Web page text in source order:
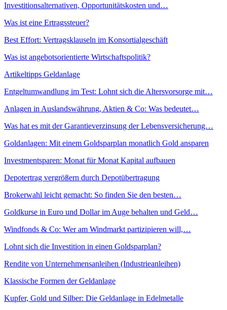
Investitionsalternativen, Opportunitätskosten und…
Was ist eine Ertragssteuer?
Best Effort: Vertragsklauseln im Konsortialgeschäft
Was ist angebotsorientierte Wirtschaftspolitik?
Artikeltipps Geldanlage
Entgeltumwandlung im Test: Lohnt sich die Altersvorsorge mit…
Anlagen in Auslandswährung, Aktien & Co: Was bedeutet…
Was hat es mit der Garantieverzinsung der Lebensversicherung…
Goldanlagen: Mit einem Goldsparplan monatlich Gold ansparen
Investmentsparen: Monat für Monat Kapital aufbauen
Depotertrag vergrößern durch Depotübertragung
Brokerwahl leicht gemacht: So finden Sie den besten…
Goldkurse in Euro und Dollar im Auge behalten und Geld…
Windfonds & Co: Wer am Windmarkt partizipieren will,…
Lohnt sich die Investition in einen Goldsparplan?
Rendite von Unternehmensanleihen (Industrieanleihen)
Klassische Formen der Geldanlage
Kupfer, Gold und Silber: Die Geldanlage in Edelmetalle